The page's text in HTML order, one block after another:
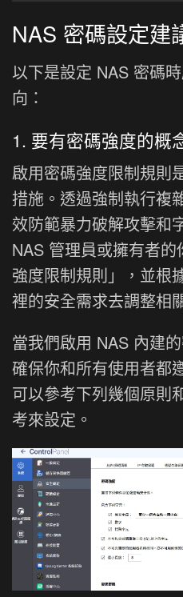
NAS 密碼設定建
以下是設定 NAS 密碼
向：
1. 要有密碼強度的概
啟用密碼強度限制規則
措施。透過強制執行複
效防範暴力破解攻擊和
NAS 管理員或擁有者
強度限制規則」，並根
裡的安全需求去調整相
當我們啟用 NAS 內建
確保你和所有使用者都
可以參考下列幾個原則
考來設定。